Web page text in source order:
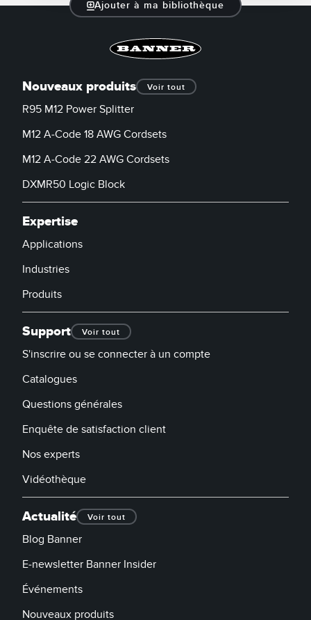
Ajouter à ma bibliothèque
Nouveaux produits Voir tout
R95 M12 Power Splitter
M12 A-Code 18 AWG Cordsets
M12 A-Code 22 AWG Cordsets
DXMR50 Logic Block
Expertise
Applications
Industries
Produits
Support Voir tout
S'inscrire ou se connecter à un compte
Catalogues
Questions générales
Enquête de satisfaction client
Nos experts
Vidéothèque
Actualité Voir tout
Blog Banner
E-newsletter Banner Insider
Événements
Nouveaux produits